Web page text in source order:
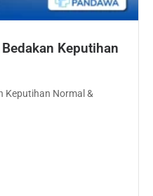
Keputihan
Keputihan Normal &